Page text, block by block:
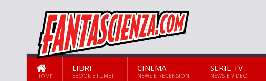
HOME
LIBRI
EBOOK E FUMETTI
CINEMA
NEWS E RECENSIONI
SERIE TV
NEWS E VIDEO